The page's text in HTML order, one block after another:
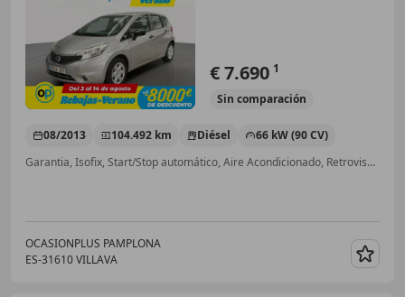
€ 7.690 1
Sin comparación
08/2013 104.492 km Diésel
66 kW (90 CV)
Garantia, Isofix, Start/Stop automático, Aire Acondicionado, Retrovisores laterales eléctricos, Llantas de aleación, Control de velocidad, ABS
OCASIONPLUS PAMPLONA
ES-31610 VILLAVA